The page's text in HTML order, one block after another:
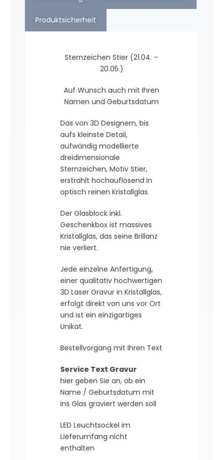
Produktsicherheit
Sternzeichen Stier (21.04. –
20.05.)
Auf Wunsch auch mit Ihren
Namen und Geburtsdatum
Das von 3D Designern, bis
aufs kleinste Detail,
aufwändig modellierte
dreidimensionale
Sternzeichen, Motiv Stier,
erstrahlt hochauflösend in
optisch reinen Kristallglas.
Der Glasblock inkl.
Geschenkbox ist massives
Kristallglas, das seine Brillanz
nie verliert.
Jede einzelne Anfertigung,
einer qualitativ hochwertigen
3D Laser Gravur in Kristallglas,
erfolgt direkt von uns vor Ort
und ist ein einzigartiges
Unikat.
Bestellvorgang mit Ihren Text
Service Text Gravur
hier geben Sie an, ob ein
Name / Geburtsdatum mit
ins Glas graviert werden soll
LED Leuchtsockel im
Lieferumfang nicht
enthalten